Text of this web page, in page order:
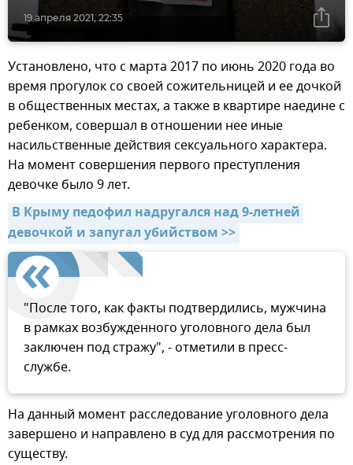
19 апреля 2021, 22:35
Установлено, что с марта 2017 по июнь 2020 года во
время прогулок со своей сожительницей и ее дочкой
в общественных местах, а также в квартире наедине с
ребенком, совершал в отношении нее иные
насильственные действия сексуального характера.
На момент совершения первого преступления
девочке было 9 лет.
В Крыму педофил надругался над 9-летней
девочкой и запугал убийством >>
"После того, как факты подтвердились, мужчина
в рамках возбужденного уголовного дела был
заключен под стражу", - отметили в пресс-
службе.
На данный момент расследование уголовного дела
завершено и направлено в суд для рассмотрения по
существу.